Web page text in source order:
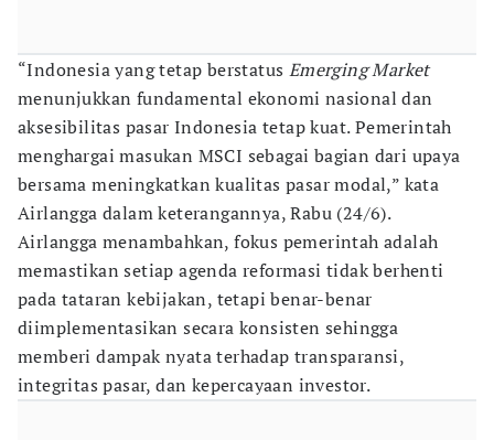
“Indonesia yang tetap berstatus Emerging Market
menunjukkan fundamental ekonomi nasional dan
aksesibilitas pasar Indonesia tetap kuat. Pemerintah
menghargai masukan MSCI sebagai bagian dari upaya
bersama meningkatkan kualitas pasar modal,” kata
Airlangga dalam keterangannya, Rabu (24/6).
Airlangga menambahkan, fokus pemerintah adalah
memastikan setiap agenda reformasi tidak berhenti
pada tataran kebijakan, tetapi benar-benar
diimplementasikan secara konsisten sehingga
memberi dampak nyata terhadap transparansi,
integritas pasar, dan kepercayaan investor.